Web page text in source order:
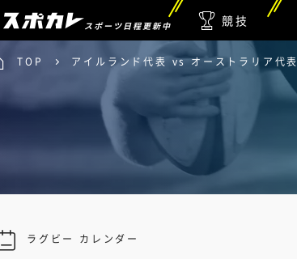
スポーツ日程更新中 競技
TOP アイルランド代表 vs オーストラリア代表
ラグビー カレンダー